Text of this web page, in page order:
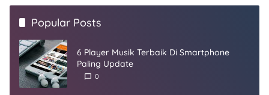
Popular Posts
6 Player Musik Terbaik Di Smartphone
Paling Update
0